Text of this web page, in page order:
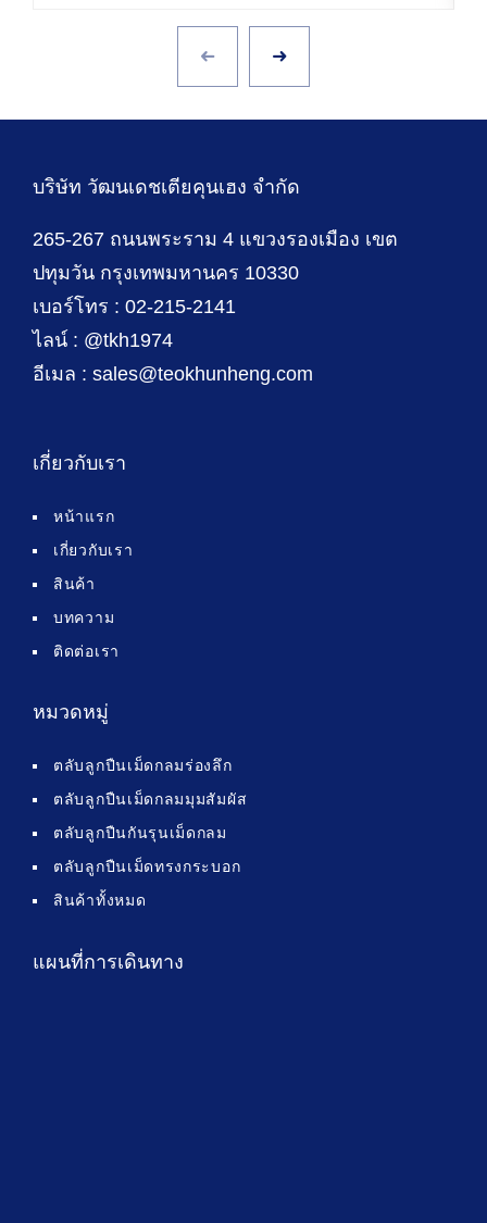
บริษัท วัฒนเดชเตียคุนเฮง จำกัด
265-267 ถนนพระราม 4 แขวงรองเมือง เขต
ปทุมวัน กรุงเทพมหานคร 10330
เบอร์โทร : 02-215-2141
ไลน์ : @tkh1974
อีเมล : sales@teokhunheng.com
เกี่ยวกับเรา
หน้าแรก
เกี่ยวกับเรา
สินค้า
บทความ
ติดต่อเรา
หมวดหมู่
ตลับลูกปืนเม็ดกลมร่องลึก
ตลับลูกปืนเม็ดกลมมุมสัมผัส
ตลับลูกปืนกันรุนเม็ดกลม
ตลับลูกปืนเม็ดทรงกระบอก
สินค้าทั้งหมด
แผนที่การเดินทาง